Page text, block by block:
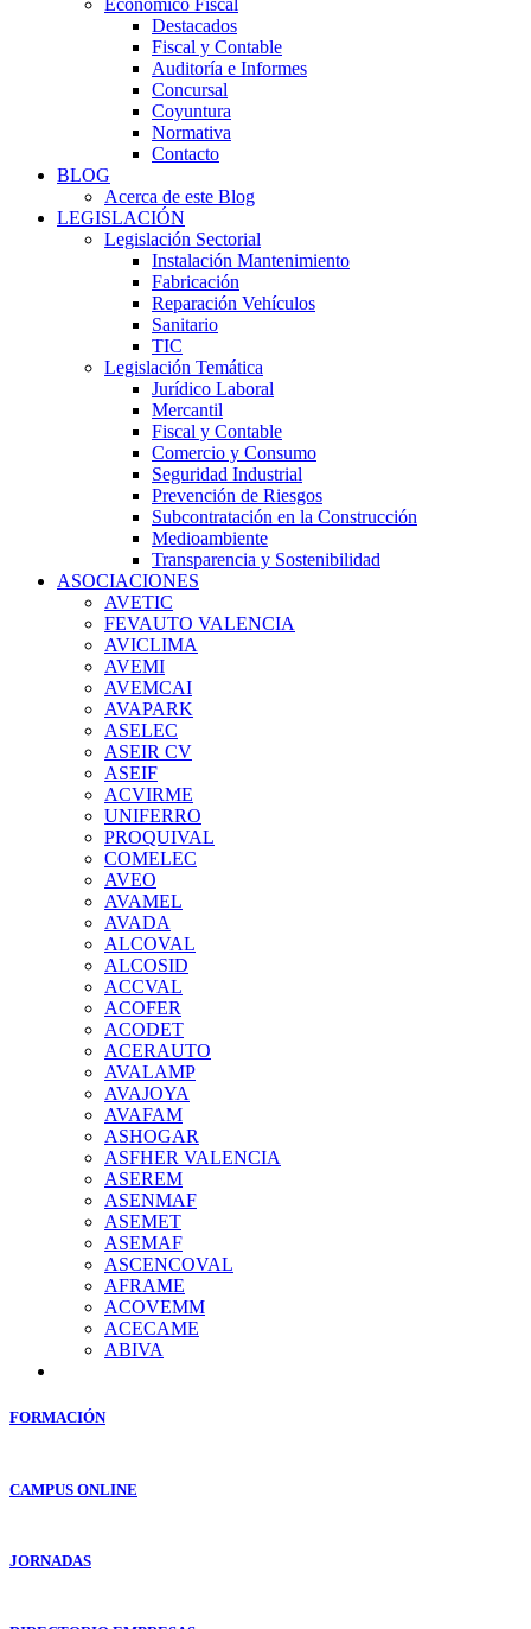
Económico Fiscal
Destacados
Fiscal y Contable
Auditoría e Informes
Concursal
Coyuntura
Normativa
Contacto
BLOG
Acerca de este Blog
LEGISLACIÓN
Legislación Sectorial
Instalación Mantenimiento
Fabricación
Reparación Vehículos
Sanitario
TIC
Legislación Temática
Jurídico Laboral
Mercantil
Fiscal y Contable
Comercio y Consumo
Seguridad Industrial
Prevención de Riesgos
Subcontratación en la Construcción
Medioambiente
Transparencia y Sostenibilidad
ASOCIACIONES
AVETIC
FEVAUTO VALENCIA
AVICLIMA
AVEMI
AVEMCAI
AVAPARK
ASELEC
ASEIR CV
ASEIF
ACVIRME
UNIFERRO
PROQUIVAL
COMELEC
AVEO
AVAMEL
AVADA
ALCOVAL
ALCOSID
ACCVAL
ACOFER
ACODET
ACERAUTO
AVALAMP
AVAJOYA
AVAFAM
ASHOGAR
ASFHER VALENCIA
ASEREM
ASENMAF
ASEMET
ASEMAF
ASCENCOVAL
AFRAME
ACOVEMM
ACECAME
ABIVA
FORMACIÓN
CAMPUS ONLINE
JORNADAS